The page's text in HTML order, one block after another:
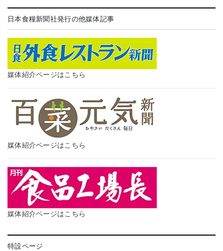
日本食糧新聞社発行の他媒体記事
媒体紹介ページはこちら
媒体紹介ページはこちら
媒体紹介ページはこちら
特設ページ